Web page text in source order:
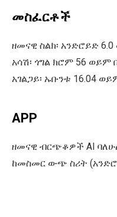
መስፈርቶች
ዘመናዊ ስልክ፡ አንድሮይድ
አሳሽ፡ ጎግል ክሮም 56 ወይም
አገልጋይ፡ ኡቡንቱ 16.04
APP
ዘመናዊ ብርጭቆዎች AI
ከመስመር ውጭ ስሪት